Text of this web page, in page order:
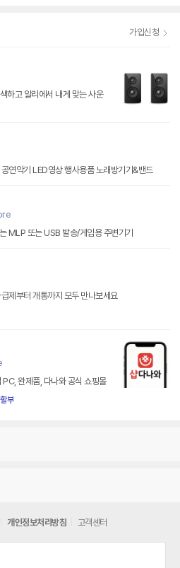
가입신청
하고 알리에서 내게 맞는 사운
연악기 LED영상 행사용품 노래방기기&밴드
MLP 또는 USB 발송/게임용 주변기기
제부터 개통까지 모두 만나보세요
완제품, 다나와 공식 쇼핑몰
부
개인정보처리방침 고객센터